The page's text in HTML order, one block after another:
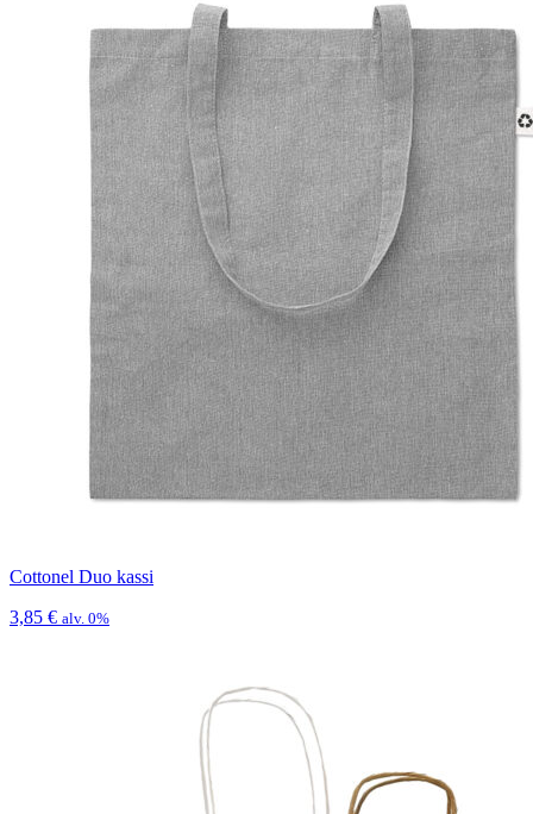
Cottonel Duo kassi
3,85 € alv. 0%